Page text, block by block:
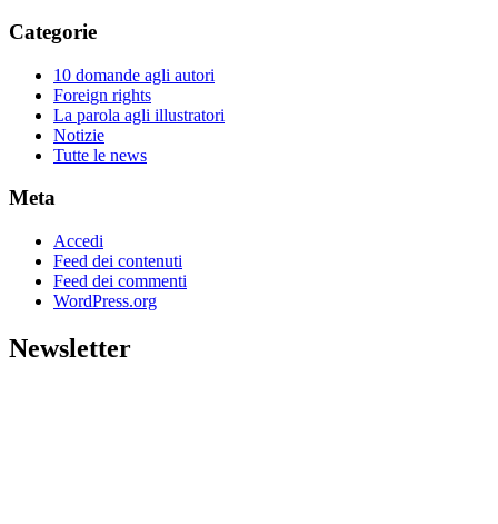
Categorie
10 domande agli autori
Foreign rights
La parola agli illustratori
Notizie
Tutte le news
Meta
Accedi
Feed dei contenuti
Feed dei commenti
WordPress.org
Newsletter